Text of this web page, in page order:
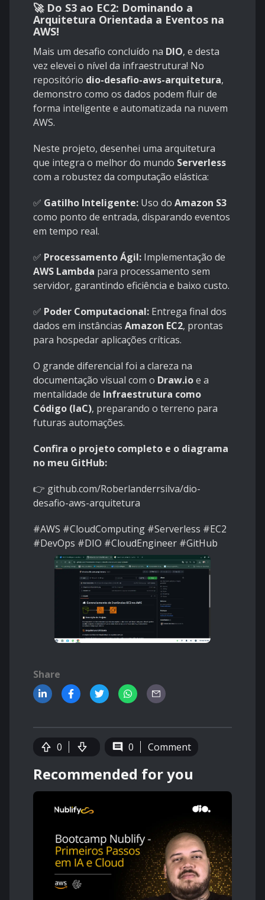
🚀 Do S3 ao EC2: Dominando a
Arquitetura Orientada a Eventos na
AWS!
Mais um desafio concluído na DIO, e desta
vez elevei o nível da infraestrutura! No
repositório dio-desafio-aws-arquitetura,
demonstro como os dados podem fluir de
forma inteligente e automatizada na nuvem
AWS.
Neste projeto, desenhei uma arquitetura
que integra o melhor do mundo Serverless
com a robustez da computação elástica:
✅ Gatilho Inteligente: Uso do Amazon S3
como ponto de entrada, disparando eventos
em tempo real.
✅ Processamento Ágil: Implementação de
AWS Lambda para processamento sem
servidor, garantindo eficiência e baixo custo.
✅ Poder Computacional: Entrega final dos
dados em instâncias Amazon EC2, prontas
para hospedar aplicações críticas.
O grande diferencial foi a clareza na
documentação visual com o Draw.ioe a
mentalidade de Infraestrutura como
Código (IaC), preparando o terreno para
futuras automações.
Confira o projeto completo e o diagrama
no meu GitHub:
👉 github.com/Roberlanderrsilva/dio-
desafio-aws-arquitetura
#AWS #CloudComputing #Serverless #EC2
#DevOps #DIO #CloudEngineer #GitHub
Share
0 0 Comment
Recommended for you